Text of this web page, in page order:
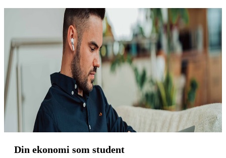
Din ekonomi som student